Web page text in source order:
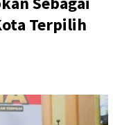
Terpilih